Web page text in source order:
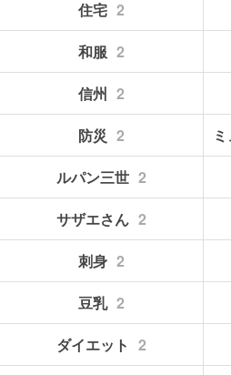
住宅 2
和服 2
信州 2
防災 2
ルパン三世 2
サザエさん 2
刺身 2
豆乳 2
ダイエット 2